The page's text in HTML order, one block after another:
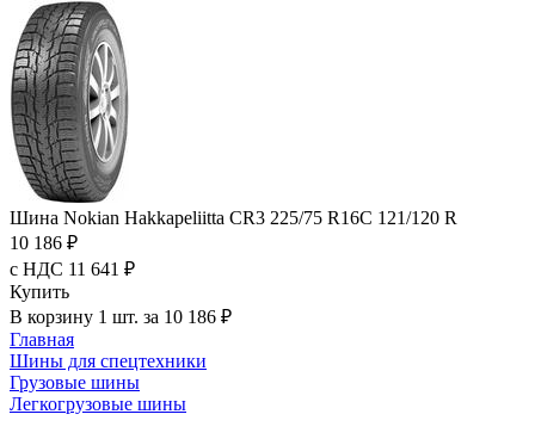
Шина Nokian Hakkapeliitta CR3 225/75 R16C 121/120 R
10 186 ₽
с НДС 11 641 ₽
Купить
В корзину 1 шт. за 10 186 ₽
Главная
Шины для спецтехники
Грузовые шины
Легкогрузовые шины